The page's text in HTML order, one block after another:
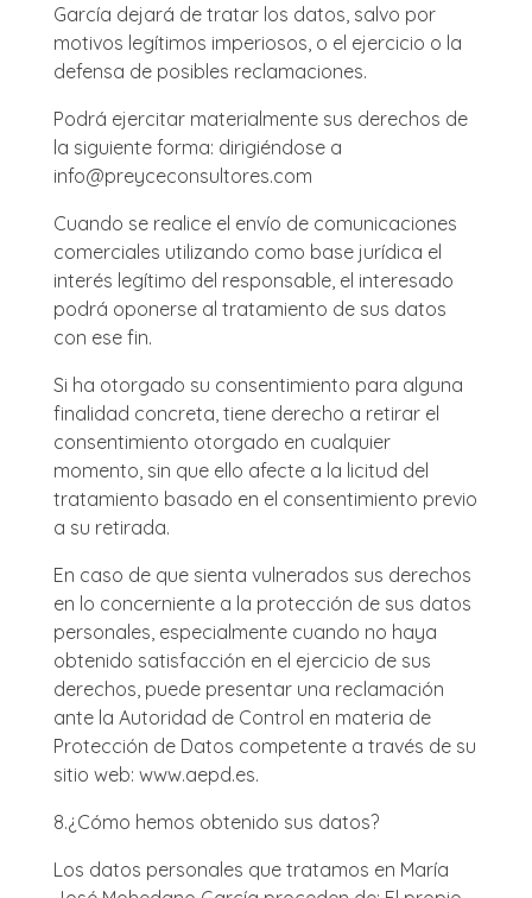
García dejará de tratar los datos, salvo por
motivos legítimos imperiosos, o el ejercicio o la
defensa de posibles reclamaciones.
Podrá ejercitar materialmente sus derechos de
la siguiente forma: dirigiéndose a
info@preyceconsultores.com
Cuando se realice el envío de comunicaciones
comerciales utilizando como base jurídica el
interés legítimo del responsable, el interesado
podrá oponerse al tratamiento de sus datos
con ese fin.
Si ha otorgado su consentimiento para alguna
finalidad concreta, tiene derecho a retirar el
consentimiento otorgado en cualquier
momento, sin que ello afecte a la licitud del
tratamiento basado en el consentimiento previo
a su retirada.
En caso de que sienta vulnerados sus derechos
en lo concerniente a la protección de sus datos
personales, especialmente cuando no haya
obtenido satisfacción en el ejercicio de sus
derechos, puede presentar una reclamación
ante la Autoridad de Control en materia de
Protección de Datos competente a través de su
sitio web: www.aepd.es.
8.¿Cómo hemos obtenido sus datos?
Los datos personales que tratamos en María